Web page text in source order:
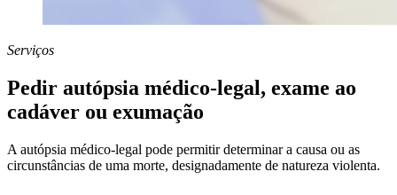
Serviços
Pedir autópsia médico-legal, exame ao
cadáver ou exumação
A autópsia médico-legal pode permitir determinar a causa ou as
circunstâncias de uma morte, designadamente de natureza violenta.